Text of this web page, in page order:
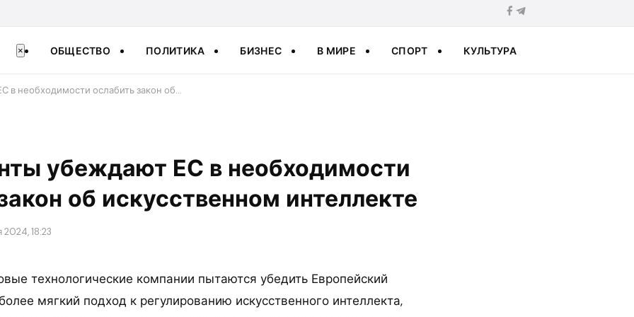
× ОБЩЕСТВО ПОЛИТИКА БИЗНЕС В МИРЕ СПОРТ КУЛЬТУРА
в необходимости ослабить закон об…
убеждают ЕС в необходимости
об искусственном интеллекте
2024, 18:23
технологические компании пытаются убедить Европейский
мягкий подход к регулированию искусственного интеллекта,